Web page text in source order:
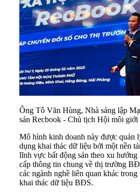
Ông Tô Văn Hùng, Nhà sáng lập
sản Recbook - Chủ tịch Hội môi
Mô hình kinh doanh này được quản
dụng khai thác dữ liệu bởi một nền
lĩnh vực bất động sản theo xu
cấp thông tin chung về thị trường
các ngành nghề liên quan khác
khai thác dữ liệu BĐS.